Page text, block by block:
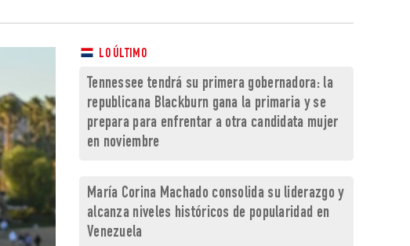
LO ÚLTIMO
Tennessee tendrá su primera gobernadora: la
republicana Blackburn gana la primaria y se
prepara para enfrentar a otra candidata mujer
en noviembre
María Corina Machado consolida su liderazgo y
alcanza niveles históricos de popularidad en
Venezuela